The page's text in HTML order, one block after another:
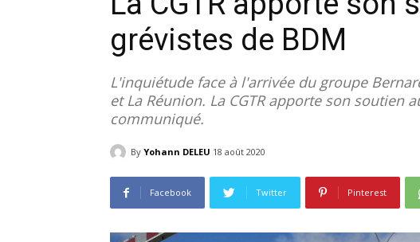
grévistes de BDM
L'inquiétude face à l'arrivée du groupe
et La Réunion. La CGTR apporte son soutien
communiqué.
By Yohann DELEU 18 août 2020
Facebook Twitter Pinterest